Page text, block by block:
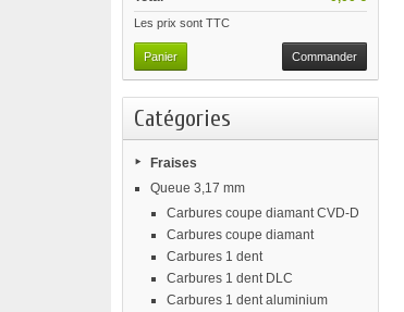
Les prix sont TTC
Panier Commander
Catégories
Fraises
Queue 3,17 mm
Carbures coupe diamant CVD-D
Carbures coupe diamant
Carbures 1 dent
Carbures 1 dent DLC
Carbures 1 dent aluminium